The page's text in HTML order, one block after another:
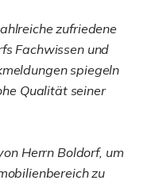
zufriedene
Fachwissen und
spiegeln
Qualität seiner
Herrn Boldorf, um
zu